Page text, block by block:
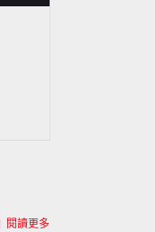
閱讀更多